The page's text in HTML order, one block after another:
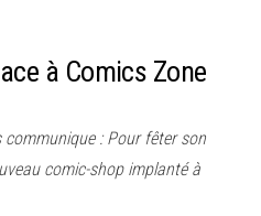
à Comics Zone
communique : Pour fêter son
comic-shop implanté à